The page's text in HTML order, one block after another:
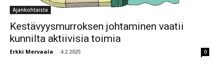
Ajankohtaista
Kestävyysmurroksen johtaminen vaatii
kunnilta aktiivisia toimia
Erkki Mervaala - 4.2.2025 0